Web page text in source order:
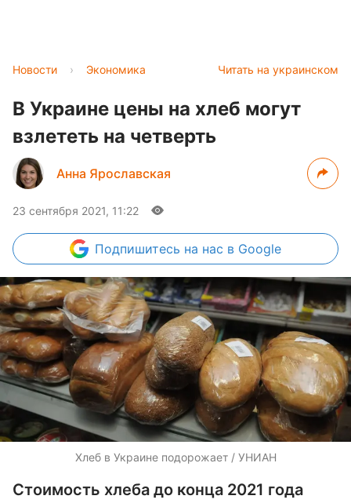
Читать на украинском
Новости › Экономика
В Украине цены на хлеб могут
взлететь на четверть
Анна Ярославская
23 сентября 2021, 11:22
Подпишитесь на нас в Google
Хлеб в Украине подорожает / УНИАН
Стоимость хлеба до конца 2021 года